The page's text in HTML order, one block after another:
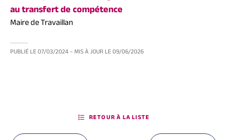
au transfert de compétence
Maire de Travaillan
PUBLIÉ LE07/03/2024 – MIS À JOUR LE09/06/2026
RETOUR À LA LISTE